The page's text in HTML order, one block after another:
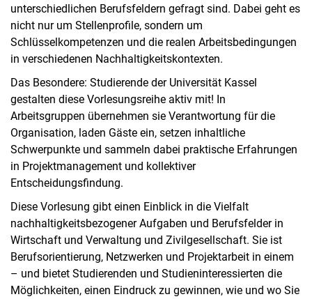
unterschiedlichen Berufsfeldern gefragt sind. Dabei geht es
nicht nur um Stellenprofile, sondern um
Schlüsselkompetenzen und die realen Arbeitsbedingungen
in verschiedenen Nachhaltigkeitskontexten.
Das Besondere: Studierende der Universität Kassel
gestalten diese Vorlesungsreihe aktiv mit! In
Arbeitsgruppen übernehmen sie Verantwortung für die
Organisation, laden Gäste ein, setzen inhaltliche
Schwerpunkte und sammeln dabei praktische Erfahrungen
in Projektmanagement und kollektiver
Entscheidungsfindung.
Diese Vorlesung gibt einen Einblick in die Vielfalt
nachhaltigkeitsbezogener Aufgaben und Berufsfelder in
Wirtschaft und Verwaltung und Zivilgesellschaft. Sie ist
Berufsorientierung, Netzwerken und Projektarbeit in einem
– und bietet Studierenden und Studieninteressierten die
Möglichkeiten, einen Eindruck zu gewinnen, wie und wo Sie